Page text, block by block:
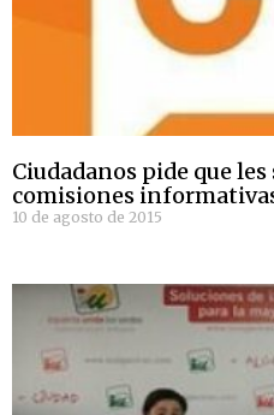
Ciudadanos pide que
comisiones
10 de agosto de 2015